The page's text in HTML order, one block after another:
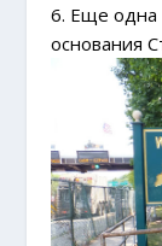
6. Еще одна
основания